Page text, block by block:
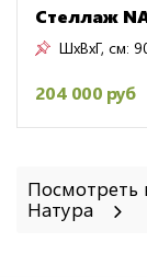
Стеллаж
ШxВxГ, см:
204 000 руб
Посмотреть
Натура